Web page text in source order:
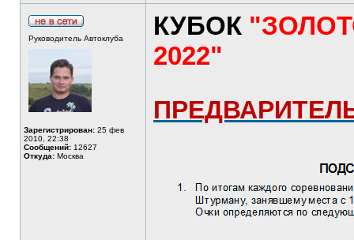
Руководитель Автоклуба
Зарегистрирован: 25 фев
2010, 22:38
Сообщений: 12627
Откуда: Москва
КУБОК
2022"